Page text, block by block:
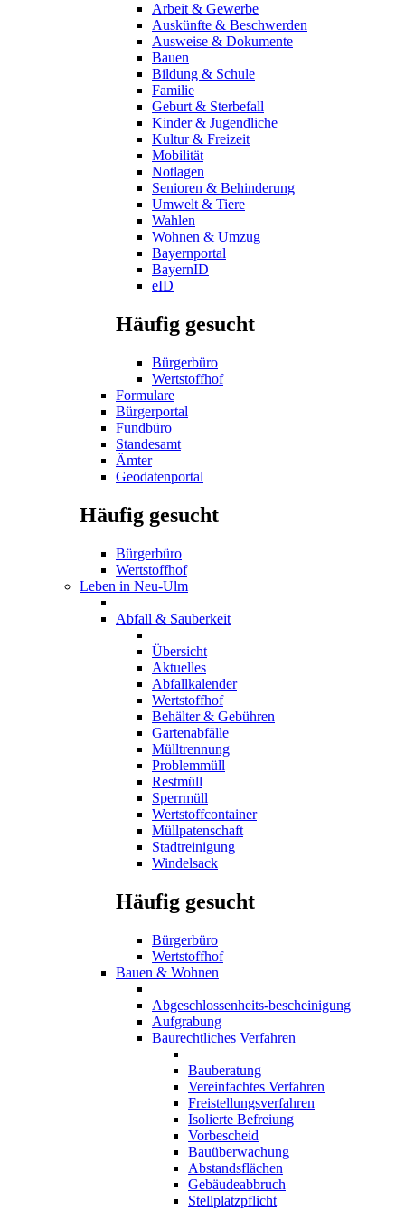
Arbeit & Gewerbe
Auskünfte & Beschwerden
Ausweise & Dokumente
Bauen
Bildung & Schule
Familie
Geburt & Sterbefall
Kinder & Jugendliche
Kultur & Freizeit
Mobilität
Notlagen
Senioren & Behinderung
Umwelt & Tiere
Wahlen
Wohnen & Umzug
Bayernportal
BayernID
eID
Häufig gesucht
Bürgerbüro
Wertstoffhof
Formulare
Bürgerportal
Fundbüro
Standesamt
Ämter
Geodatenportal
Häufig gesucht
Bürgerbüro
Wertstoffhof
Leben in Neu-Ulm
Abfall & Sauberkeit
Übersicht
Aktuelles
Abfallkalender
Wertstoffhof
Behälter & Gebühren
Gartenabfälle
Mülltrennung
Problemmüll
Restmüll
Sperrmüll
Wertstoffcontainer
Müllpatenschaft
Stadtreinigung
Windelsack
Häufig gesucht
Bürgerbüro
Wertstoffhof
Bauen & Wohnen
Abgeschlossenheits-bescheinigung
Aufgrabung
Baurechtliches Verfahren
Bauberatung
Vereinfachtes Verfahren
Freistellungsverfahren
Isolierte Befreiung
Vorbescheid
Bauüberwachung
Abstandsflächen
Gebäudeabbruch
Stellplatzpflicht